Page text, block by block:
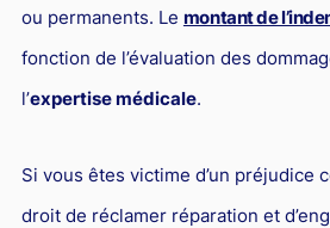
ou permanents. Le montant de
fonction de l’évaluation des
l’expertise médicale.
Si vous êtes victime d’un préjudice
droit de réclamer réparation et